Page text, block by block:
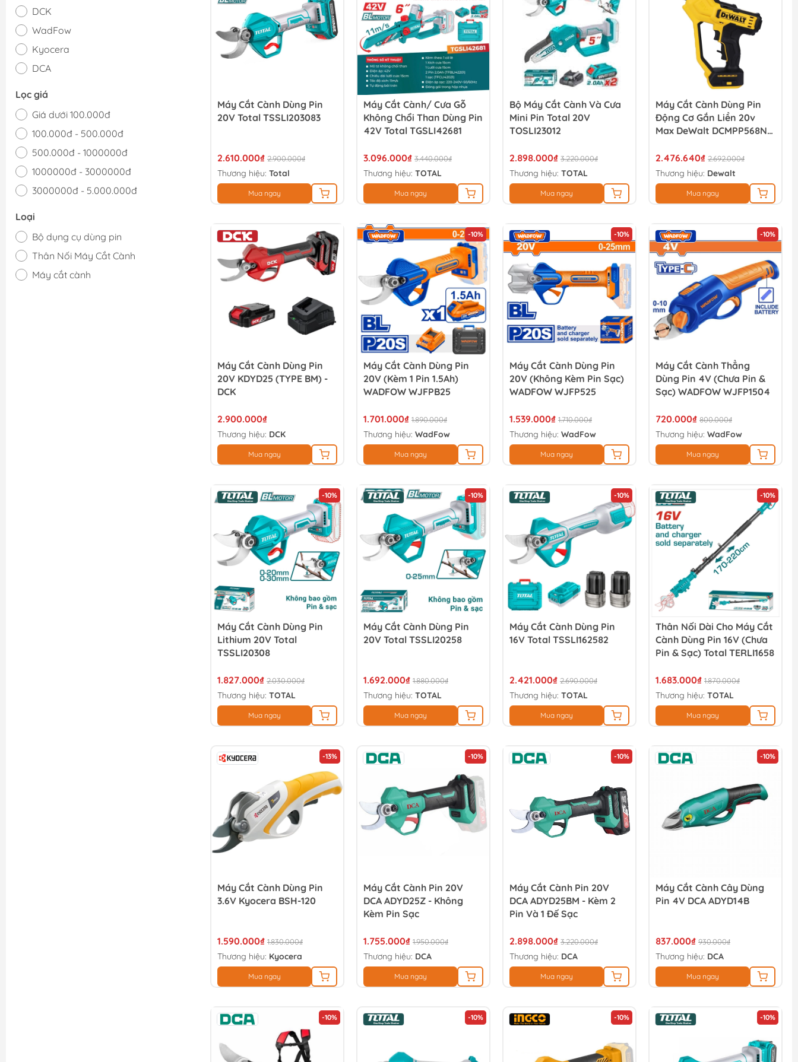
Máy Cắt Cành Dùng Pin
20V Total TSSLI203083
2.610.000₫ 2.900.000₫
Thương hiệu: Total
Mua ngay
Máy Cắt Cành/ Cưa Gỗ
Không Chổi Than Dùng Pin
42V Total TGSLI42681
3.096.000₫ 3.440.000₫
Thương hiệu: TOTAL
Mua ngay
Bộ Máy Cắt Cành Và Cưa
Mini Pin Total 20V
TOSLI23012
2.898.000₫ 3.220.000₫
Thương hiệu: TOTAL
Mua ngay
Máy Cắt Cành Dùng Pin
Động Cơ Gắn Liền 20v
Max DeWalt DCMPP568N-
2.476.640₫ 2.692.000₫
Thương hiệu: Dewalt
Mua ngay
Máy Cắt Cành Dùng Pin
20V KDYD25 (TYPE BM) -
DCK
2.900.000₫
Thương hiệu: DCK
Mua ngay
-10%
Máy Cắt Cành Dùng Pin
20V (Kèm 1 Pin 1.5Ah)
WADFOW WJFPB25
1.701.000₫ 1.890.000₫
Thương hiệu: WadFow
Mua ngay
-10%
Máy Cắt Cành Dùng Pin
20V (không Kèm Pin Sạc)
WADFOW WJFP525
1.539.000₫ 1.710.000₫
Thương hiệu: WadFow
Mua ngay
-10%
Máy Cắt Cành Thẳng
Dùng Pin 4V (Chưa Pin &
Sạc) WADFOW WJFP1504
720.000₫ 800.000₫
Thương hiệu: WadFow
Mua ngay
-10%
Máy Cắt Cành Dùng Pin
Lithium 20V Total
TSSLI20308
1.827.000₫ 2.030.000₫
Thương hiệu: TOTAL
Mua ngay
-10%
Máy Cắt Cành Dùng Pin
20V Total TSSLI20258
1.692.000₫ 1.880.000₫
Thương hiệu: TOTAL
Mua ngay
-10%
Máy Cắt Cành Dùng Pin
16V Total TSSLI162582
2.421.000₫ 2.690.000₫
Thương hiệu: TOTAL
Mua ngay
-10%
Thân Nối Dài Cho Máy Cắt
Cành Dùng Pin 16V (chưa
Pin & Sạc) Total TERLI1658
1.683.000₫ 1.870.000₫
Thương hiệu: TOTAL
Mua ngay
-13%
Máy Cắt Cành Dùng Pin
3.6V Kyocera BSH-120
1.590.000₫ 1.830.000₫
Thương hiệu: Kyocera
Mua ngay
-10%
Máy Cắt Cành Pin 20V
DCA ADYD25Z - Không
Kèm Pin Sạc
1.755.000₫ 1.950.000₫
Thương hiệu: DCA
Mua ngay
-10%
Máy Cắt Cành Pin 20V
DCA ADYD25BM - Kèm 2
Pin Và 1 Đế Sạc
2.898.000₫ 3.220.000₫
Thương hiệu: DCA
Mua ngay
-10%
Máy Cắt Cành Cây Dùng
Pin 4V DCA ADYD14B
837.000₫ 930.000₫
Thương hiệu: DCA
Mua ngay
-10% -10% -10% -10%
DCK
WadFow
Kyocera
DCA
INGCO
Lọc giá
Giá dưới 100.000đ
100.000đ - 500.000đ
500.000đ - 1000000đ
1000000đ - 3000000đ
3000000đ - 5.000.000đ
Loại
Bộ dụng cụ dùng pin
Thân Nối Máy Cắt Cành
Máy cắt cành